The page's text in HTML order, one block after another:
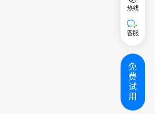
热线
客服
免
费
试
用